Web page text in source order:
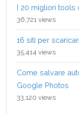
I 20 migliori
36,721 views
16 siti per
35,414 views
Come salvare
Google Photos
33,120 views